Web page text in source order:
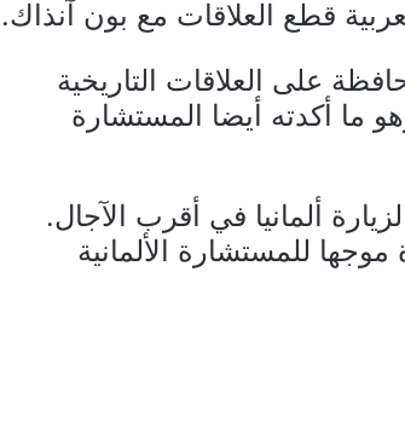
قطع العلاقات مع بون آنذاك.
على العلاقات التاريخية
ما أكدته أيضا المستشارة
ألمانيا في أقرب الآجال.
للمستشارة الألمانية